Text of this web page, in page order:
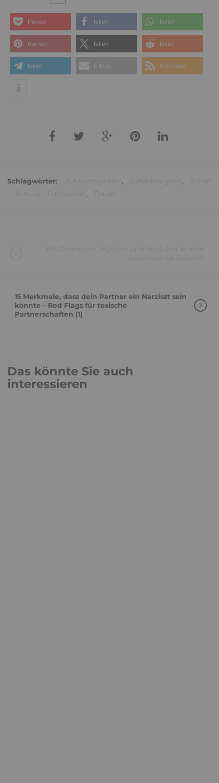
Pocket teilen teilen
merken teilen teilen
teilen E-Mail RSS-feed
Schlagwörter: , ,
,
, ,
15 Merkmale, dass dein Partner ein Narzisst sein
könnte – Red Flags für toxische
Partnerschaften (1)
Das könnte Sie auch
interessieren